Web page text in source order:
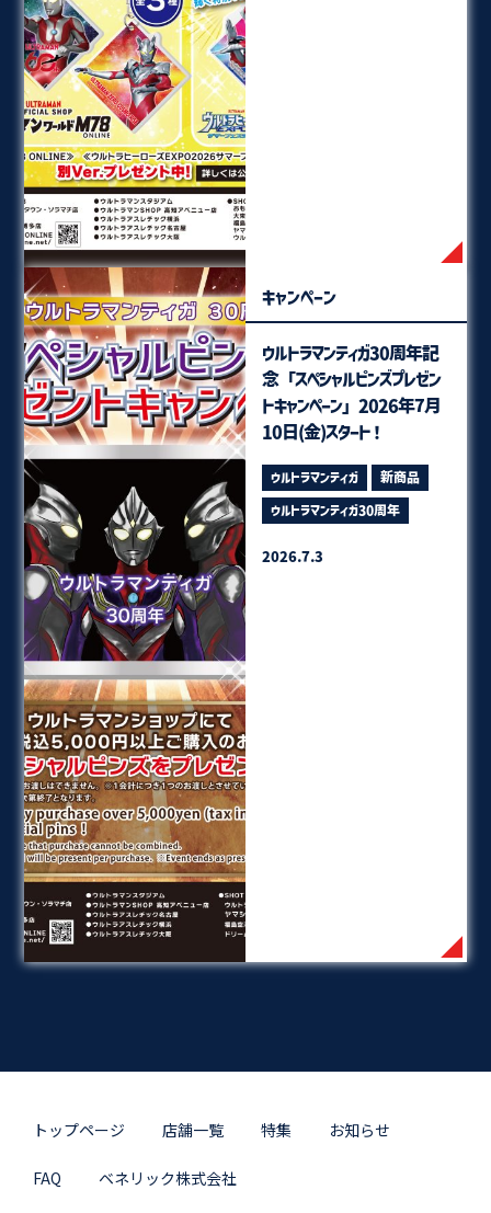
キャンペーン
ウルトラマンティガ30周年記
念「スペシャルピンズプレゼン
トキャンペーン」2026年7月
10日(金)スタート！
ウルトラマンティガ
新商品
ウルトラマンティガ30周年
2026.7.3
トップページ 店舗一覧 特集 お知らせ
FAQ ベネリック株式会社